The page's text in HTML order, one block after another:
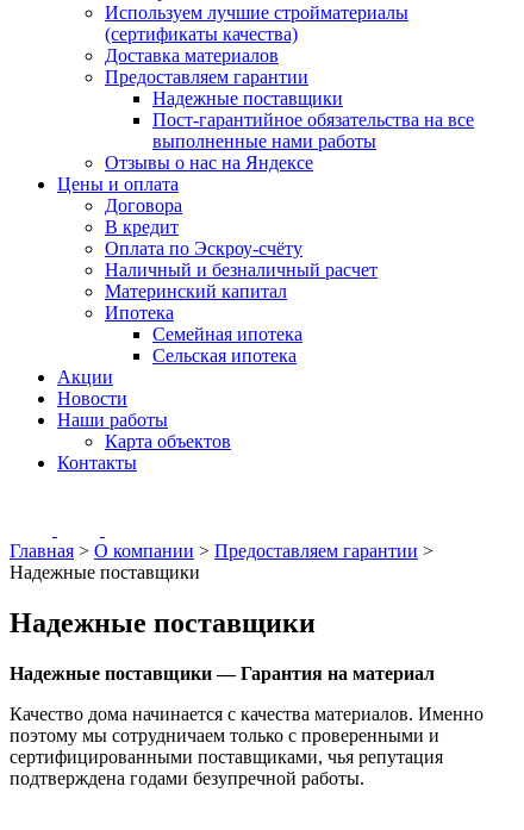
Используем лучшие стройматериалы
(сертификаты качества)
Доставка материалов
Предоставляем гарантии
Надежные поставщики
Пост-гарантийное обязательства на все
выполненные нами работы
Отзывы о нас на Яндексе
Цены и оплата
Договора
В кредит
Оплата по Эскроу-счёту
Наличный и безналичный расчет
Материнский капитал
Ипотека
Семейная ипотека
Сельская ипотека
Акции
Новости
Наши работы
Карта объектов
Контакты
Главная > О компании > Предоставляем гарантии >
Надежные поставщики
Надежные поставщики
Надежные поставщики — Гарантия на материал
Качество дома начинается с качества материалов. Именно
поэтому мы сотрудничаем только с проверенными и
сертифицированными поставщиками, чья репутация
подтверждена годами безупречной работы.